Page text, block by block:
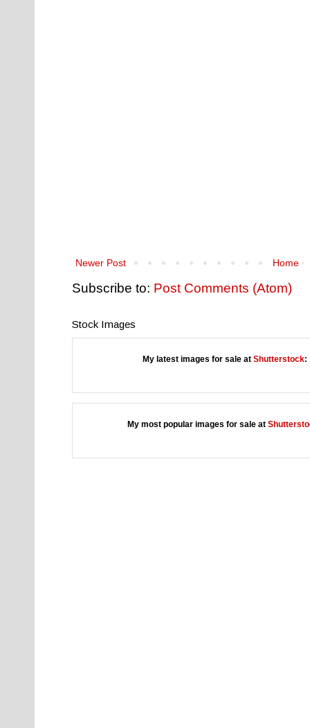
Newer Post Home
Subscribe to: Post Comments (Atom)
Stock Images
My latest images for sale at Shutterstock:
My most popular images for sale at